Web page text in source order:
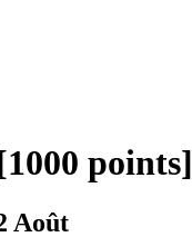
points]
Août